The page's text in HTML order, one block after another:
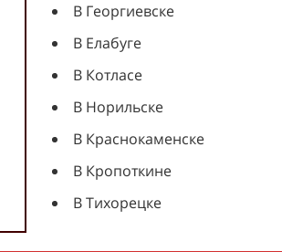
В Георгиевске
В Елабуге
В Котласе
В Норильске
В Краснокаменске
В Кропоткине
В Тихорецке